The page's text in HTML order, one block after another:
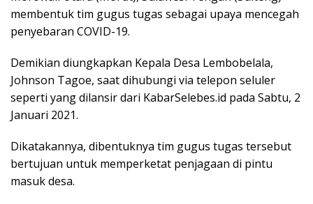
membentuk tim gugus tugas sebagai upaya mencegah
penyebaran COVID-19.
Demikian diungkapkan Kepala Desa Lembobelala,
Johnson Tagoe, saat dihubungi via telepon seluler
seperti yang dilansir dari KabarSelebes.id pada Sabtu, 2
Januari 2021.
Dikatakannya, dibentuknya tim gugus tugas tersebut
bertujuan untuk memperketat penjagaan di pintu
masuk desa.